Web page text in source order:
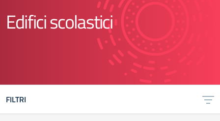
Edifici scolastici
FILTRI